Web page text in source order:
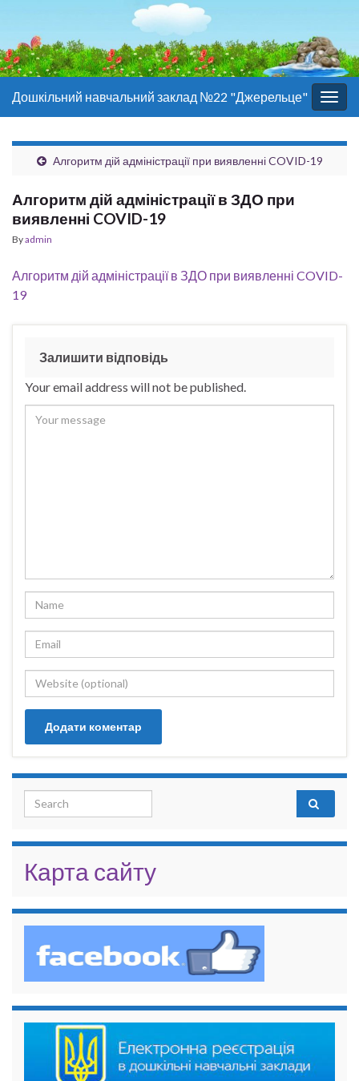
Дошкільний навчальний заклад №22 "Джерельце"
Алгоритм дій адміністрації при виявленні COVID-19
Алгоритм дій адміністрації в ЗДО при
виявленні COVID-19
Byadmin
Алгоритм дій адміністрації в ЗДО при виявленні COVID-
19
Залишити відповідь
Your email address will not be published.
Search for:
Карта сайту